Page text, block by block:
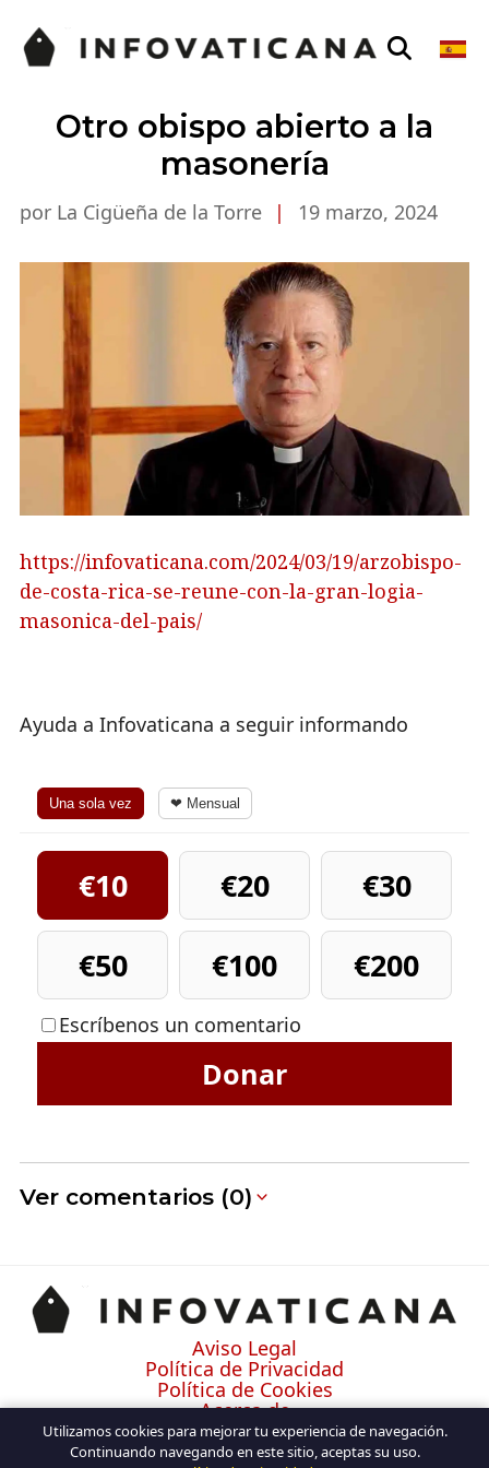
Otro obispo abierto a la
masonería
por La Cigüeña de la Torre | 19 marzo, 2024
https://infovaticana.com/2024/03/19/arzobispo-
de-costa-rica-se-reune-con-la-gran-logia-
masonica-del-pais/
Ayuda a Infovaticana a seguir informando
Una sola vez ❤ Mensual
€10 €20
€30
€50
€100 €200
Escríbenos un comentario
Donar
Ver comentarios (0)
Aviso Legal
Política de Privacidad
Política de Cookies
Acerca de
Contacto
Utilizamos cookies para mejorar tu experiencia de navegación.
Continuando navegando en este sitio, aceptas su uso.